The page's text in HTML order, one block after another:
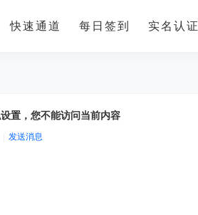
快速通道 每日签到 实名认证
置，您不能访问当前内容
发送消息